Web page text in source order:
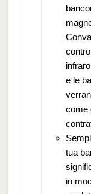
e le
come
tua
in